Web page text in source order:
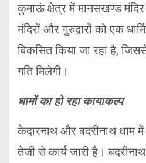
कुमाऊं क्षेत्र में मानसखण्ड
मंदिरों और गुरुद्वारों को एक
विकसित किया जा रहा है,
गति मिलेगी।
धामों का हो रहा कायाकल्प
केदारनाथ और बदरीनाथ धाम
तेजी से कार्य जारी है। बदरीनाथ